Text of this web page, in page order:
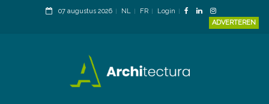
07 augustus 2026 NL FR
Login
ADVERTEREN